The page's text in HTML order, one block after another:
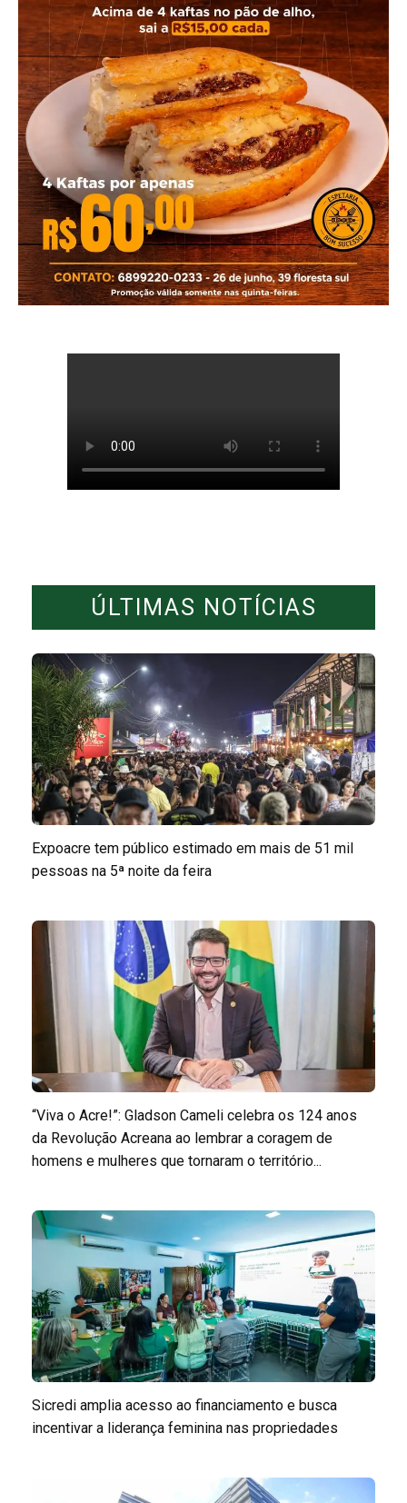
ÚLTIMAS NOTÍCIAS
Expoacre tem público estimado em mais de 51 mil
pessoas na 5ª noite da feira
“Viva o Acre!”: Gladson Cameli celebra os 124 anos
da Revolução Acreana ao lembrar a coragem de
homens e mulheres que tornaram o território...
Sicredi amplia acesso ao financiamento e busca
incentivar a liderança feminina nas propriedades